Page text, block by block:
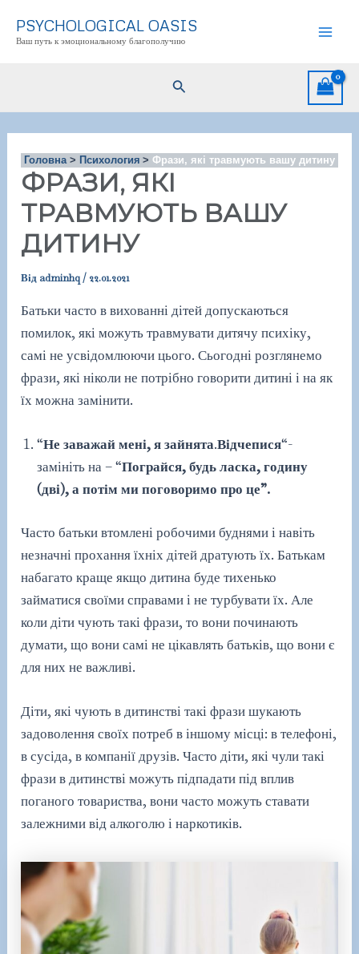
PSYCHOLOGICAL OASIS
Ваш путь к эмоциональному благополучию
Пошук
Головна Психология Фрази, які травмують вашу дитину
ФРАЗИ, ЯКІ
ТРАВМУЮТЬ ВАШУ
ДИТИНУ
Від adminhq/ 22.01.2021
Батьки часто в вихованні дітей допускаються
помилок, які можуть травмувати дитячу психіку,
самі не усвідомлюючи цього. Сьогодні розглянемо
фрази, які ніколи не потрібно говорити дитині і на як
їх можна замінити.
“Не заважай мені, я зайнята.Відчепися“-
замініть на – “Пограйся, будь ласка, годину
(дві), а потім ми поговоримо про це”.
Часто батьки втомлені робочими буднями і навіть
незначні прохання їхніх дітей дратують їх. Батькам
набагато краще якщо дитина буде тихенько
займатися своїми справами і не турбувати їх. Але
коли діти чують такі фрази, то вони починають
думати, що вони самі не цікавлять батьків, що вони є
для них не важливі.
Діти, які чують в дитинстві такі фрази шукають
задоволення своїх потреб в іншому місці: в телефоні,
в сусіда, в компанії друзів. Часто діти, які чули такі
фрази в дитинстві можуть підпадати під вплив
поганого товариства, вони часто можуть ставати
залежними від алкоголю і наркотиків.